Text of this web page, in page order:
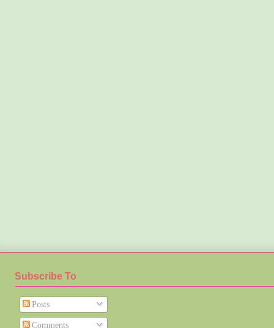
Subscribe To
Posts
Comments